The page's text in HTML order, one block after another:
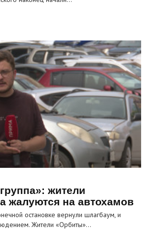
жители
жалуются на автохамов
остановке вернули шлагбаум, и
Жители «Орбиты»…